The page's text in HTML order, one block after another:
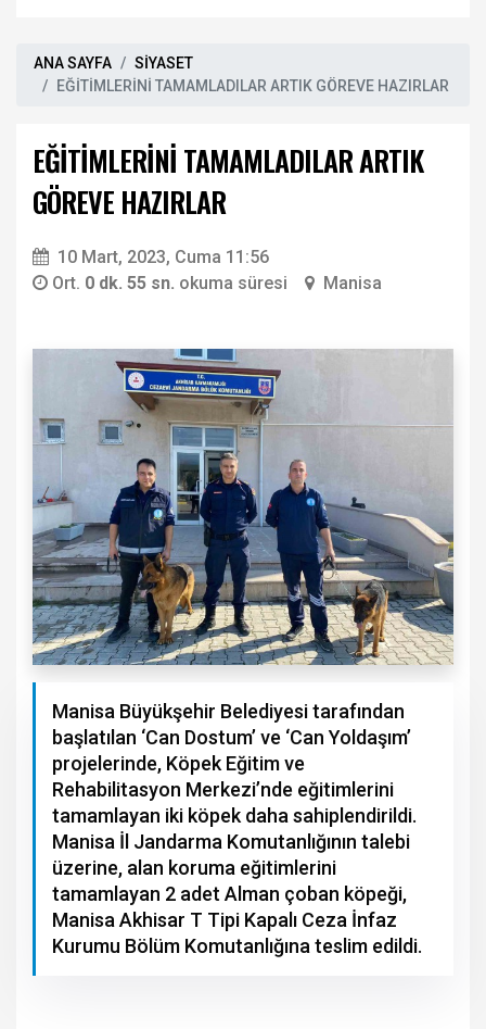
ANA SAYFA
SİYASET
EĞİTİMLERİNİ TAMAMLADILAR ARTIK GÖREVE HAZIRLAR
EĞİTİMLERİNİ TAMAMLADILAR ARTIK
GÖREVE HAZIRLAR
10 Mart, 2023, Cuma 11:56
Ort. 0 dk. 55 sn. okuma süresi Manisa
Manisa Büyükşehir Belediyesi tarafından
başlatılan ‘Can Dostum’ ve ‘Can Yoldaşım’
projelerinde, Köpek Eğitim ve
Rehabilitasyon Merkezi’nde eğitimlerini
tamamlayan iki köpek daha sahiplendirildi.
Manisa İl Jandarma Komutanlığının talebi
üzerine, alan koruma eğitimlerini
tamamlayan 2 adet Alman çoban köpeği,
Manisa Akhisar T Tipi Kapalı Ceza İnfaz
Kurumu Bölüm Komutanlığına teslim edildi.